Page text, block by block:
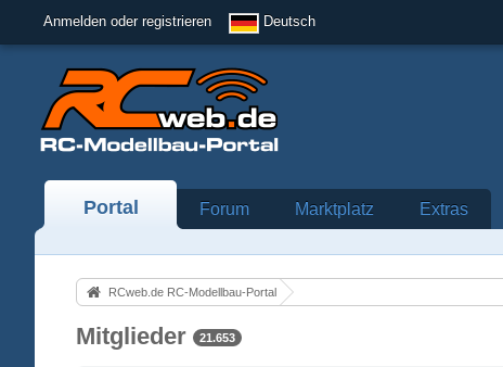
Anmelden oder registrieren Deutsch
Portal Forum Marktplatz Extras
RCweb.de RC-Modellbau-Portal
Mitglieder 21.653